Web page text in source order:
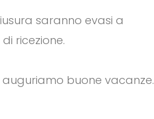
saranno evasi a
ricezione.
buone vacanze.